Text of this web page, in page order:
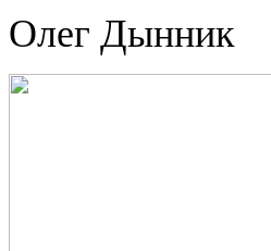
Олег Дынник